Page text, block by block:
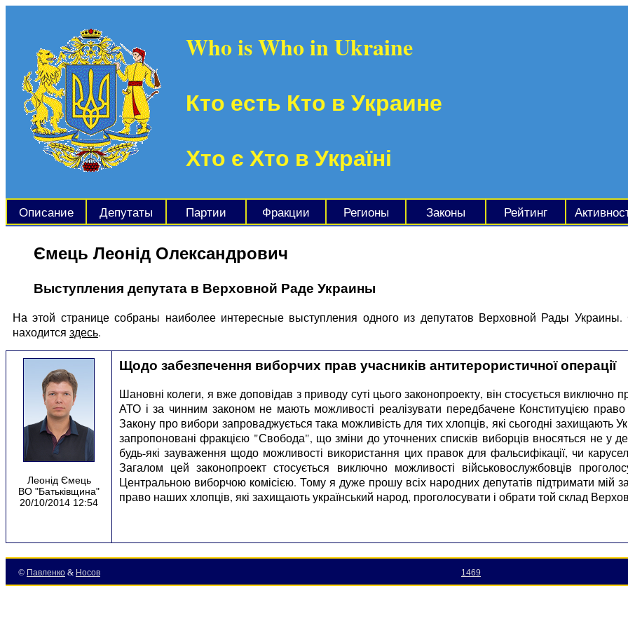
Who is Who in Ukraine
Кто есть Кто в Украине
Хто є Хто в Україні
Описание Депутаты Партии Фракции Регионы Законы Рейтинг
Ємець Леонід Олександрович
Выступления депутата в Верховной Раде Украины
На этой странице собраны наиболее интересные выступления одного из депутатов Верховной Рады
находится здесь.
Леонід Ємець
ВО "Батьківщина"
20/10/2014 12:54
Щодо забезпечення виборчих прав учасників антитерористичної операції
Шановні колеги, я вже доповідав з приводу суті цього законопроекту, він стосується виключно
АТО і за чинним законом не мають можливості реалізувати передбачене Конституцією
Закону про вибори запроваджується така можливість для тих хлопців, які сьогодні захищають
запропоновані фракцією "Свобода", що зміни до уточнених списків виборців вносяться не у
будь-які зауваження щодо можливості використання цих правок для фальсифікації, чи
Загалом цей законопроект стосується виключно можливості військовослужбовців
Центральною виборчою комісією. Тому я дуже прошу всіх народних депутатів підтримати мій
право наших хлопців, які захищають український народ, проголосувати і обрати той склад
© Павленко & Носов 1469